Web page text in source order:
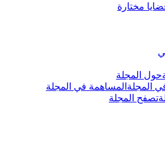
مختارة
حول المجلة
المساهمة في المجلة
تصفح المجلة